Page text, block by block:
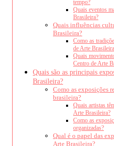
tempo?
Quais eventos
Brasileira?
Quais influências
Brasileira?
Como as
de Arte
Quais
Centro de Arte
Quais são as principais
Brasileira?
Como as exposições
brasileira?
Quais artistas
Arte Brasileira?
Como as
organizadas?
Qual é o papel das
Arte Brasileira?